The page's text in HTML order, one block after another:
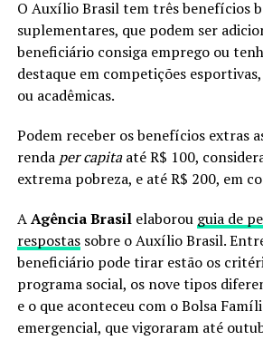
O Auxílio Brasil tem três benefícios
suplementares, que podem ser
beneficiário consiga emprego ou
destaque em competições
ou acadêmicas.
Podem receber os benefícios extras
renda per capitaaté R$ 100,
extrema pobreza, e até R$ 200, em
AAgência Brasilelaborou guia de
respostassobre o Auxílio Brasil.
beneficiário pode tirar estão os
programa social, os nove tipos
e o que aconteceu com o Bolsa
emergencial, que vigoraram até